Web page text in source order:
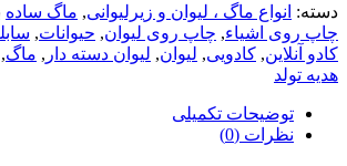
دسته: انواع ماگ ، لیوان و زیرلیوانی, ماگ ساده
چاپ روی اشیاء, چاپ روی لیوان, حیوانات,
کادو آنلاین, کادویی, لیوان, لیوان دسته دار , ماگ,
هدیه تولد
توضیحات تکمیلی
نظرات (0)